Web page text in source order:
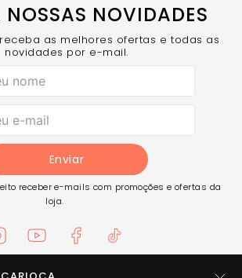
NOSSAS NOVIDADES
as melhores ofertas e todas as
novidades por e-mail.
Enviar
receber e-mails com promoções e ofertas da
loja.